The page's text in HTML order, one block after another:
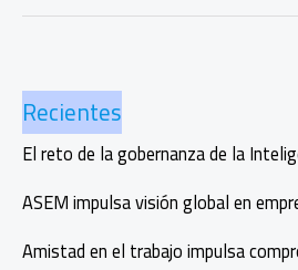
celebra
el
auge
del
vino
mexicano
Recientes
El reto de la gobernanza de la
ASEM impulsa visión global en
Amistad en el trabajo impulsa